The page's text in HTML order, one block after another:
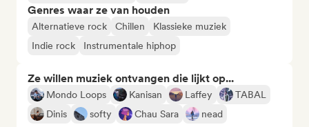
Genres waar ze van houden
Alternatieve rock Chillen
Klassieke muziek
Indie rock
Instrumentale hiphop
Ze willen muziek ontvangen die lijkt op...
Mondo Loops Kanisan Laffey
TABAL
Dinis
softy Chau Sara
nead